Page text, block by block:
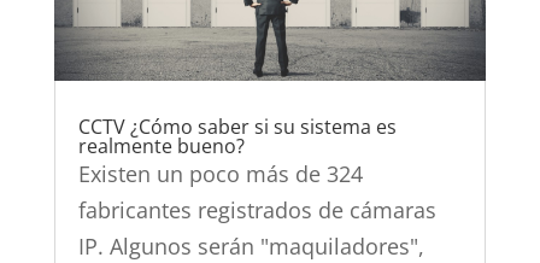
CCTV ¿Cómo saber si su sistema es
realmente bueno?
Existen un poco más de 324
fabricantes registrados de cámaras
IP. Algunos serán "maquiladores",